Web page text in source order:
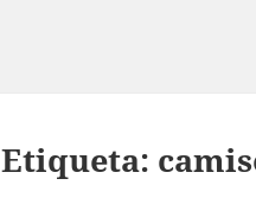
Etiqueta: